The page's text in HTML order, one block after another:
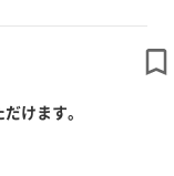
けます。